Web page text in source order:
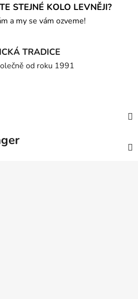
STEJNÉ KOLO LEVNĚJI?
a my se vám ozveme!
TRADICE
od roku 1991